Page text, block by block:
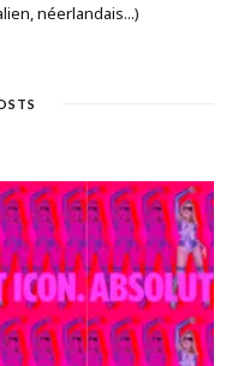
néerlandais...)